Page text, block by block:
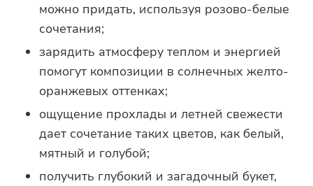
можно придать, используя розово-белые
сочетания;
зарядить атмосферу теплом и энергией
помогут композиции в солнечных желто-
оранжевых оттенках;
ощущение прохлады и летней свежести
дает сочетание таких цветов, как белый,
мятный и голубой;
получить глубокий и загадочный букет,